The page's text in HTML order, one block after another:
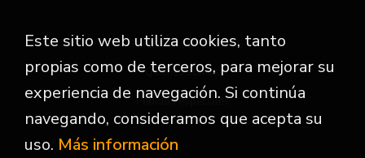
ATENCIÓN AL CLIENTE
Quiénes somos
Pedidos especiales
Este sitio web utiliza cookies, tanto
propias como de terceros, para mejorar su
experiencia de navegación. Si continúa
navegando, consideramos que acepta su
uso. Más información